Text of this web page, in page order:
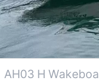
AH03 H